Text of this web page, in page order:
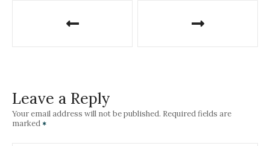
n
a
Leave a Reply
Your email address will not be published. Required fields are
marked